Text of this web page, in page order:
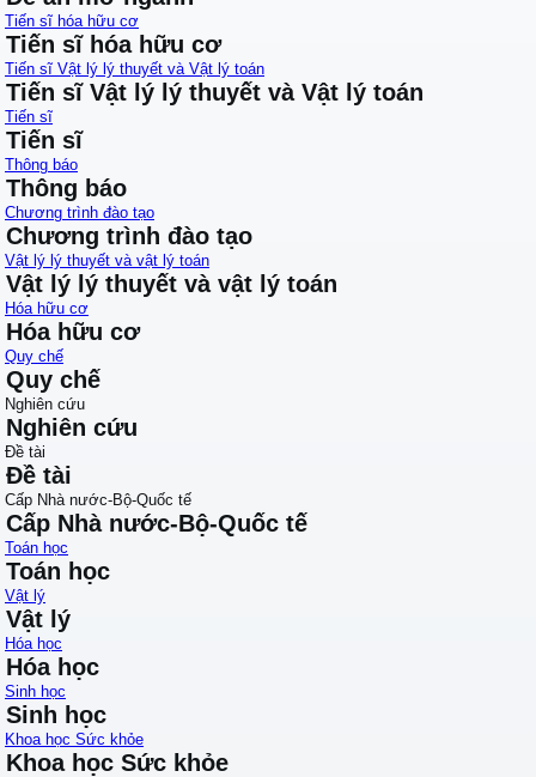
Tiến sĩ hóa hữu cơ
Tiến sĩ hóa hữu cơ
Tiến sĩ Vật lý lý thuyết và Vật lý toán
Tiến sĩ Vật lý lý thuyết và Vật lý toán
Tiến sĩ
Tiến sĩ
Thông báo
Thông báo
Chương trình đào tạo
Chương trình đào tạo
Vật lý lý thuyết và vật lý toán
Vật lý lý thuyết và vật lý toán
Hóa hữu cơ
Hóa hữu cơ
Quy chế
Quy chế
Nghiên cứu
Nghiên cứu
Đề tài
Đề tài
Cấp Nhà nước-Bộ-Quốc tế
Cấp Nhà nước-Bộ-Quốc tế
Toán học
Toán học
Vật lý
Vật lý
Hóa học
Hóa học
Sinh học
Sinh học
Khoa học Sức khỏe
Khoa học Sức khỏe